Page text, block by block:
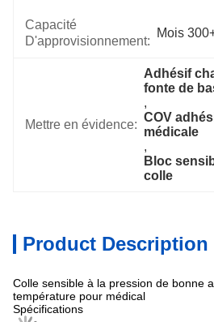
Capacité
D'approvisionnement:
Mois
Mettre en évidence:
Adhésif
fonte de
,
COV
médicale
,
Bloc
colle
Product Description
Colle sensible à la pression de bonne
température pour médical
Spécifications